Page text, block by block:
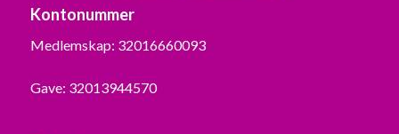
Kontonummer
Medlemskap: 32016660093
Gave: 32013944570